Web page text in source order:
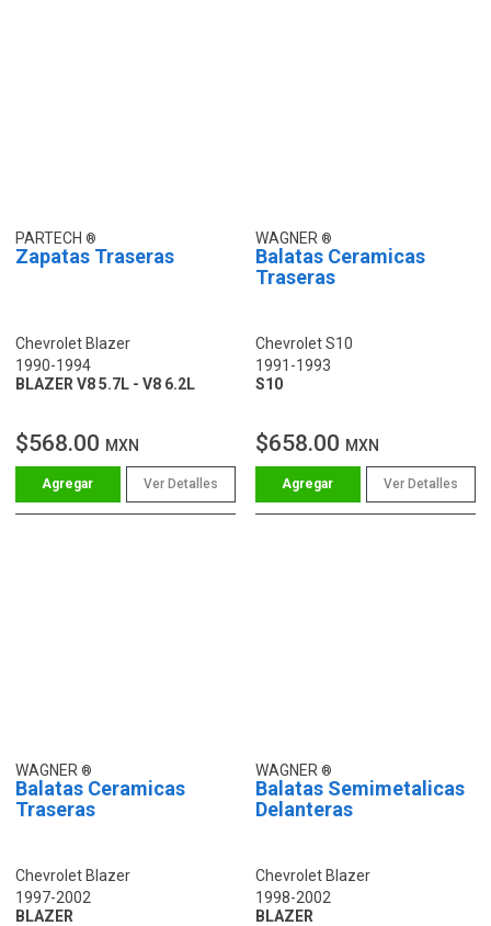
PARTECH
Zapatas Traseras
Chevrolet Blazer
1990-1994
BLAZER V8 5.7L - V8 6.2L
$568.00 MXN
Ver Detalles
WAGNER
Balatas Ceramicas
Traseras
Chevrolet S10
1991-1993
S10
$658.00 MXN
Ver Detalles
WAGNER
Balatas Ceramicas
Traseras
Chevrolet Blazer
1997-2002
BLAZER
WAGNER
Balatas Semimetalicas
Delanteras
Chevrolet Blazer
1998-2002
BLAZER